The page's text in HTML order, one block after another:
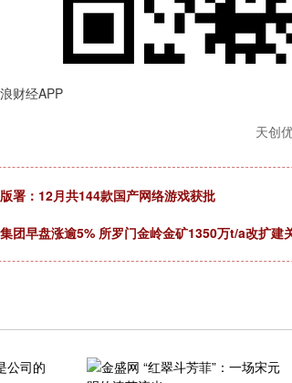
财经APP
天创
署：12月共144款国产网络游戏获批
团早盘涨逾5% 所罗门金岭金矿1350万t/a改扩建